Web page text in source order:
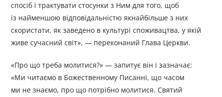
спосіб і трактувати стосунки з Ним для того, щоб
із найменшою відповідальністю якнайбільше з них
скористати, як заведено в культурі споживацтва, у якій
живе сучасний світ», — переконаний Глава Церкви.
«Про що треба молитися?» — запитує він і зазначає:
«Ми читаємо в Божественному Писанні, що часом
ми не знаємо, про що потрібно молитися. Святий